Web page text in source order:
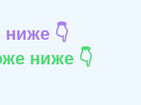
👇
ниже 👇